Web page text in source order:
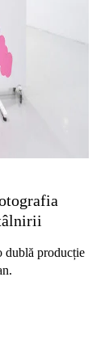
dublă producție